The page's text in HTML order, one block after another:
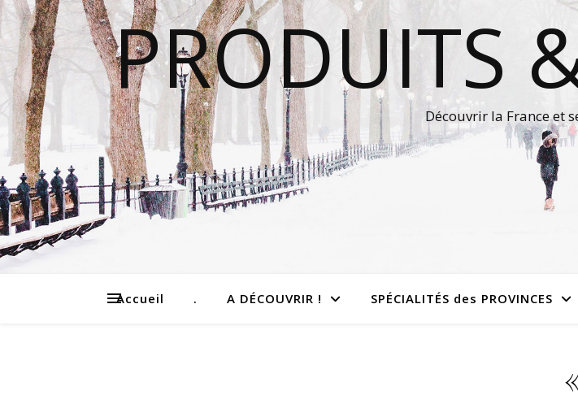
PRODUITS
Découvrir la France et
Accueil . A DÉCOUVRIR ! SPÉCIALITÉS des PROVINCES